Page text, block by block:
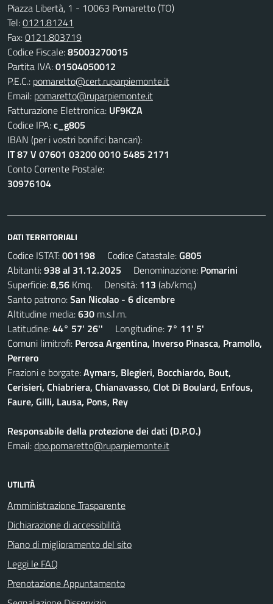
Piazza Libertà, 1 - 10063 Pomaretto (TO)
Tel:0121.81241
Fax:0121.803719
Codice Fiscale:85003270015
Partita IVA:01504050012
P.E.C.: pomaretto@cert.ruparpiemonte.it
Email: pomaretto@ruparpiemonte.it
Fatturazione Elettronica: UF9KZA
Codice IPA:c_g805
IBAN (per i vostri bonifici bancari):
IT 87 V 07601 03200 0010 5485 2171
Conto Corrente Postale:
30976104
DATI TERRITORIALI
Codice ISTAT:001198 Codice Catastale:G805
Abitanti:938 al 31.12.2025 Denominazione: Pomarini
Superficie:8,56 Kmq. Densità: 113 (ab/kmq.)
Santo patrono:San Nicolao - 6 dicembre
Altitudine media:630 m.s.l.m.
Latitudine:44° 57' 26'' Longitudine: 7° 11' 5'
Comuni limitrofi: Perosa Argentina, Inverso Pinasca, Pramollo,
Perrero
Frazioni e borgate:Aymars, Blegieri, Bocchiardo, Bout,
Cerisieri, Chiabriera, Chianavasso, Clot Di Boulard, Enfous,
Faure, Gilli, Lausa, Pons, Rey
Responsabile della protezione dei dati (D.P.O.)
Email:dpo.pomaretto@ruparpiemonte.it
UTILITÀ
Amministrazione Trasparente
Dichiarazione di accessibilità
Piano di miglioramento del sito
Leggi le FAQ
Prenotazione Appuntamento